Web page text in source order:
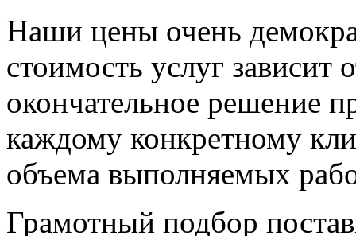
Наши цены очень
стоимость услуг
окончательное решение
каждому конкретному
объема выполняемых
Грамотный подбор